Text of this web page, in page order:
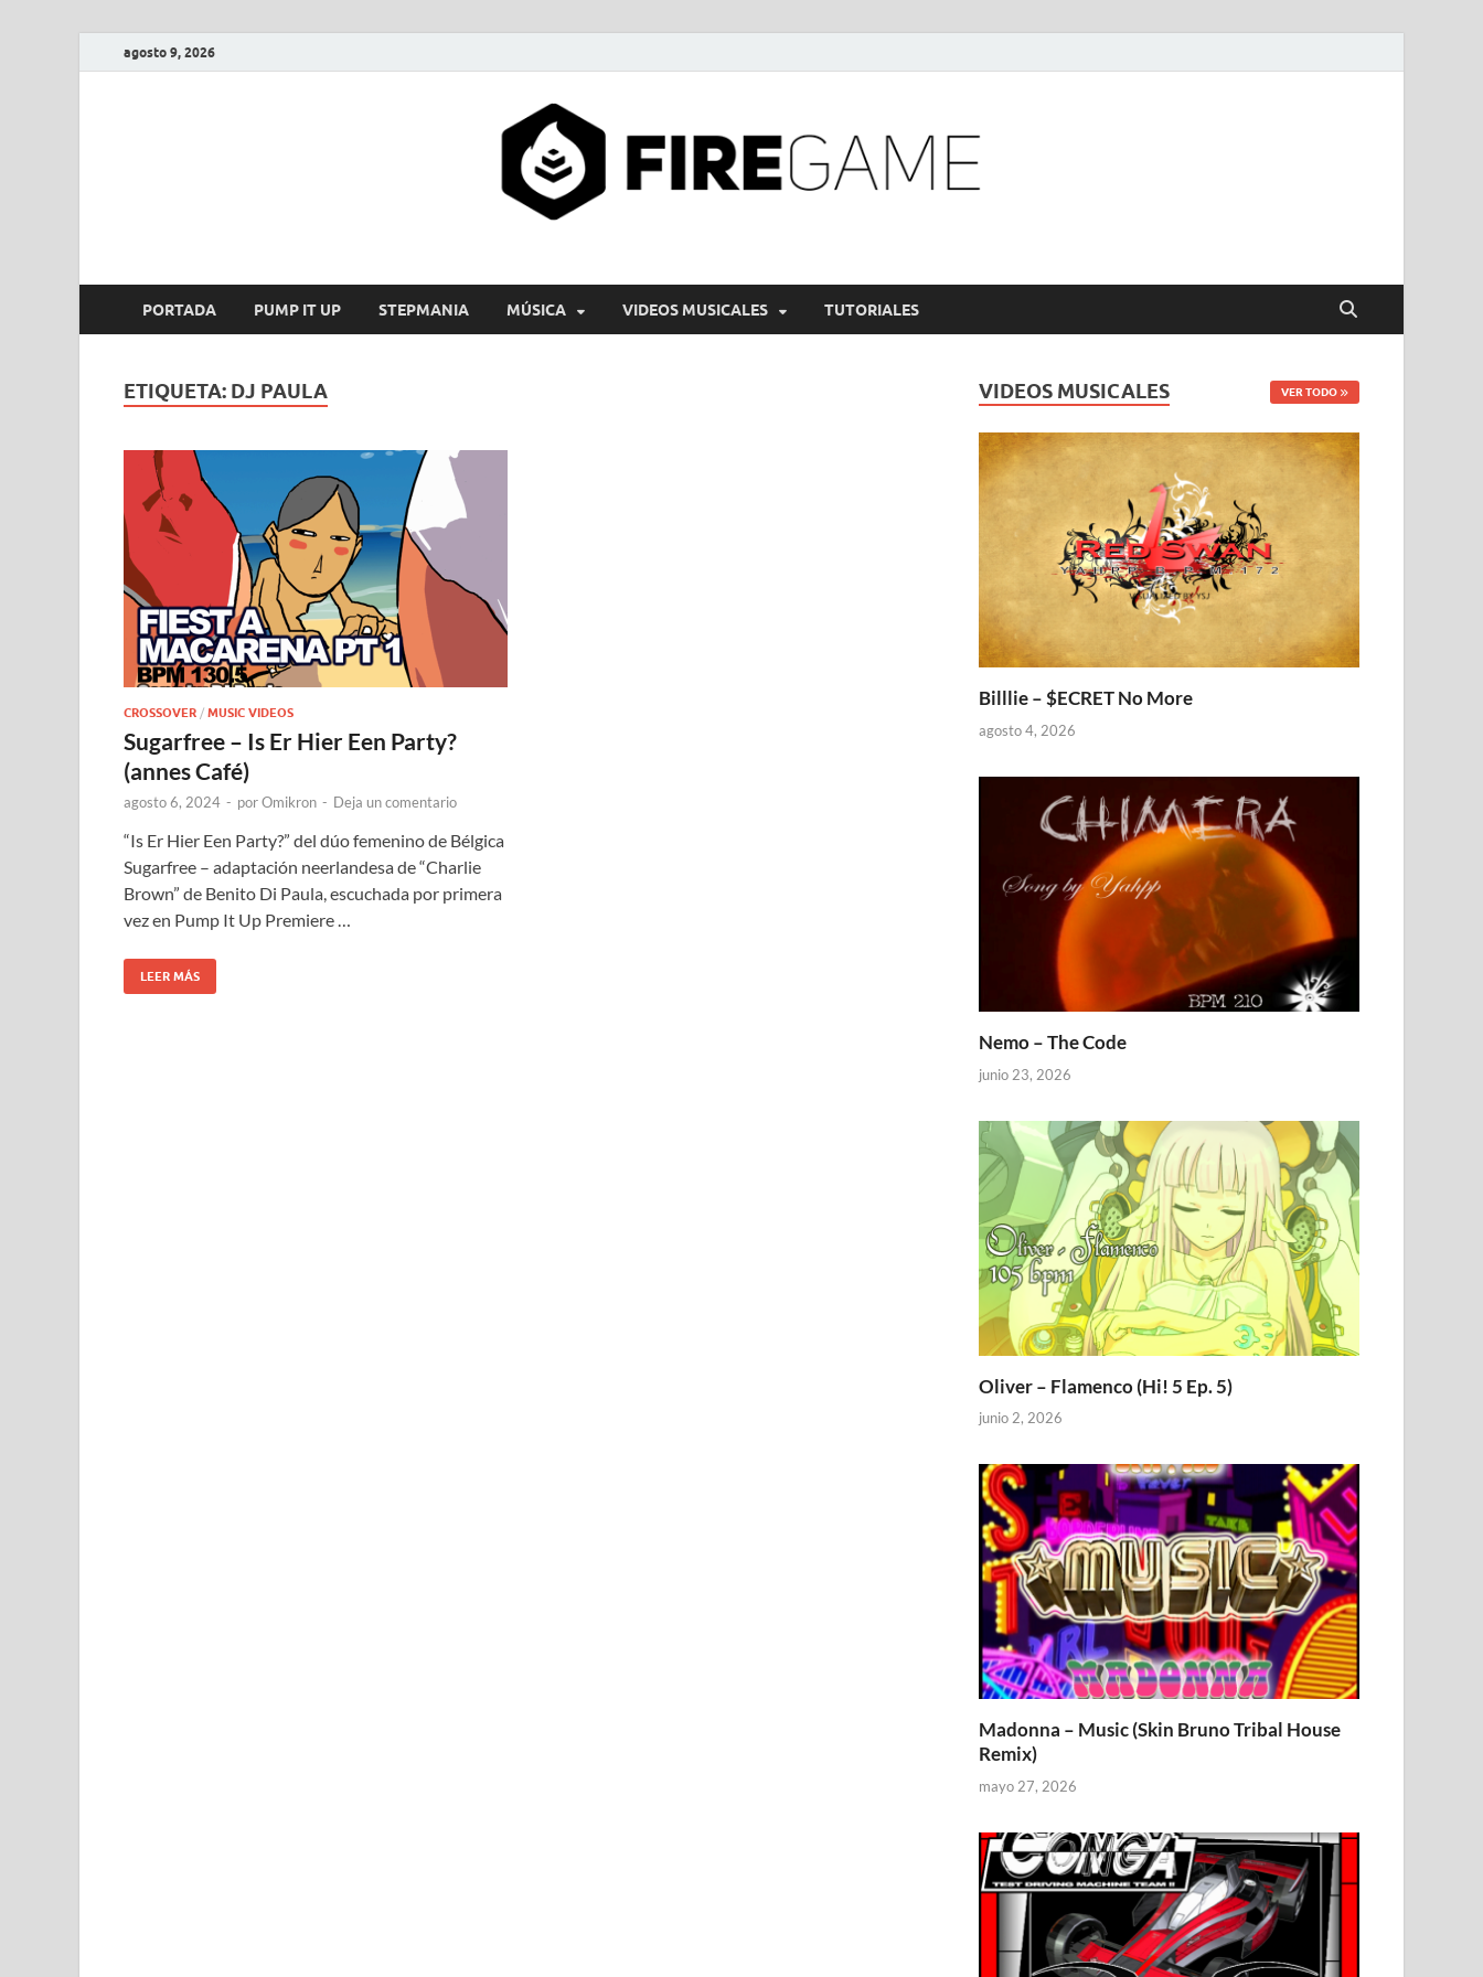
agosto 9, 2026
FIRE GAME
PORTADA PUMP IT UP STEPMANIA MÚSICA VIDEOS MUSICALES TUTORIALES
ETIQUETA: DJ PAULA
CROSSOVER / MUSIC VIDEOS
Sugarfree – Is Er Hier Een Party?
(annes Café)
agosto 6, 2024 - porOmikron - Deja un comentario
“Is Er Hier Een Party?” del dúo femenino de Bélgica
Sugarfree – adaptación neerlandesa de “Charlie
Brown” de Benito Di Paula, escuchada por primera
vez en Pump It Up Premiere …
LEER MÁS
VIDEOS MUSICALES VER TODO
Billlie – $ECRET No More
agosto 4, 2026
Nemo – The Code
junio 23, 2026
Oliver – Flamenco (Hi! 5 Ep. 5)
junio 2, 2026
Madonna – Music (Skin Bruno Tribal House
Remix)
mayo 27, 2026